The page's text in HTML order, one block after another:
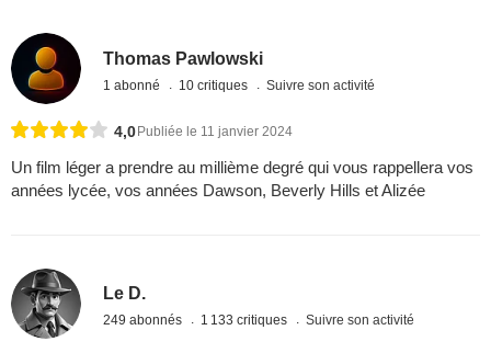
Thomas Pawlowski
1 abonné 10 critiques Suivre son activité
4,0Publiée le 11 janvier 2024
Un film léger a prendre au millième degré qui vous rappellera vos
années lycée, vos années Dawson, Beverly Hills et Alizée
Le D.
249 abonnés 1 133 critiques Suivre son activité